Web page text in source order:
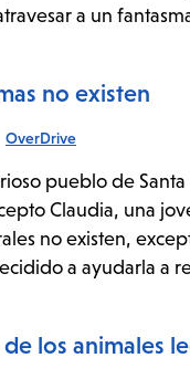
a un
no existen
OverDrive
pueblo de
Claudia, una
no existen,
a ayudarla a
los animales